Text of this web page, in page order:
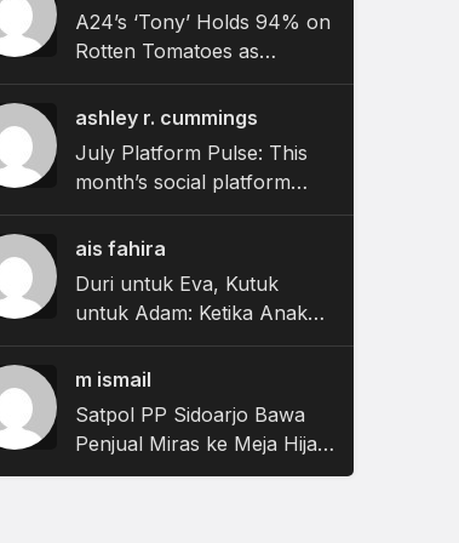
A24’s ‘Tony’ Holds 94% on
Rotten Tomatoes as
Bourdain Biopic Hits
Theaters
ashley r. cummings
July Platform Pulse: This
month’s social platform
updates and what they
mean for brands
ais fahira
Duri untuk Eva, Kutuk
untuk Adam: Ketika Anak
Laki-Laki Dibiarkan Bisu
saat Pubertas
m ismail
Satpol PP Sidoarjo Bawa
Penjual Miras ke Meja Hijau,
Hakim Jatuhkan Vonis